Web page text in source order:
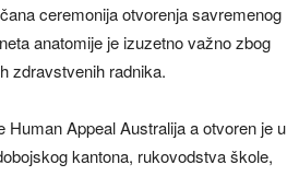
ceremonija otvorenja savremenog
anatomije je izuzetno važno zbog
zdravstvenih radnika.
Human Appeal Australija a otvoren je u
kantona, rukovodstva škole,